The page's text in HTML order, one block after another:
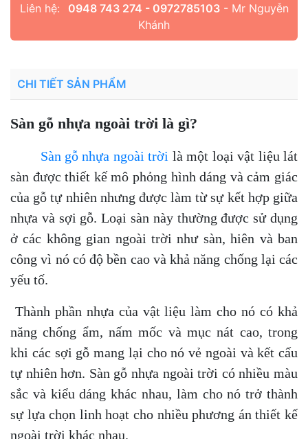
Liên hệ: 0948 743 274 - 0972785103- Mr Nguyễn
Khánh
CHI TIẾT SẢN PHẨM
Sàn gỗ nhựa ngoài trời là gì?
Sàn gỗ nhựa ngoài trời là một loại vật liệu lát
sàn được thiết kế mô phỏng hình dáng và cảm giác
của gỗ tự nhiên nhưng được làm từ sự kết hợp giữa
nhựa và sợi gỗ. Loại sàn này thường được sử dụng
ở các không gian ngoài trời như sàn, hiên và ban
công vì nó có độ bền cao và khả năng chống lại các
yếu tố.
Thành phần nhựa của vật liệu làm cho nó có khả
năng chống ẩm, nấm mốc và mục nát cao, trong
khi các sợi gỗ mang lại cho nó vẻ ngoài và kết cấu
tự nhiên hơn. Sàn gỗ nhựa ngoài trời có nhiều màu
sắc và kiểu dáng khác nhau, làm cho nó trở thành
sự lựa chọn linh hoạt cho nhiều phương án thiết kế
ngoài trời khác nhau.